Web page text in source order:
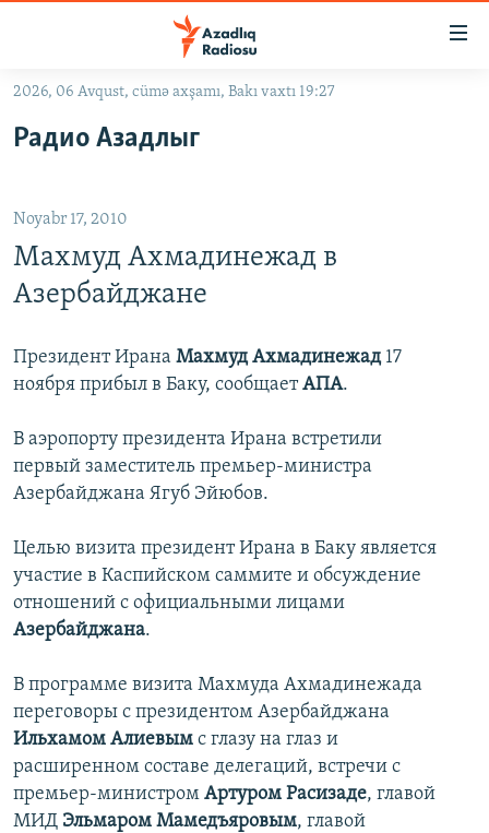
Əsas
qayıt
qayıt
Axtarışa
keç
#İZAHLA
#ƏSLINDƏ
FƏRQƏ BAX
QANUNI DOĞRU
ARAŞDIRMA
MULTIMEDIA
VIDEO
FOTOQALEREYA
İNFOQRAFIKA
KARIKATURA
RADIO ARXIV
OXU ZALI
AZƏRBAYCAN ƏDƏBIYYATI KITABXANASI
İSLAM VƏ DEMOKRATIYA
HAQQIMIZDA
MISSIYAMIZ
PEŞƏ ETIKASI VƏ JURNALISTIKA STANDARTLARIMIZ
AZADLIQRADIOSU MOBIL TELEFONUNUZDA
XƏBƏR BÜLLETENLƏRIMIZ
RFE/RL-in bütün saytları
2026, 06 Avqust, cümə axşamı, Bakı vaxtı 19:27
Радио Азадлыг
Noyabr 17, 2010
Махмуд Ахмадинежад в
Азербайджане
Президент Ирана Махмуд Ахмадинежад 17
ноября прибыл в Баку, сообщаетАПА.
В аэропорту президента Ирана встретили
первый заместитель премьер-министра
Азербайджана Ягуб Эйюбов.
Целью визита президент Ирана в Баку является
участие в Каспийском саммите и обсуждение
отношений с официальными лицами
Азербайджана.
В программе визита Махмуда Ахмадинежада
переговоры с президентом Азербайджана
Ильхамом Алиевым с глазу на глаз и
расширенном составе делегаций, встречи с
премьер-министром Артуром Расизаде, главой
МИД Эльмаром Мамедъяровым, главой